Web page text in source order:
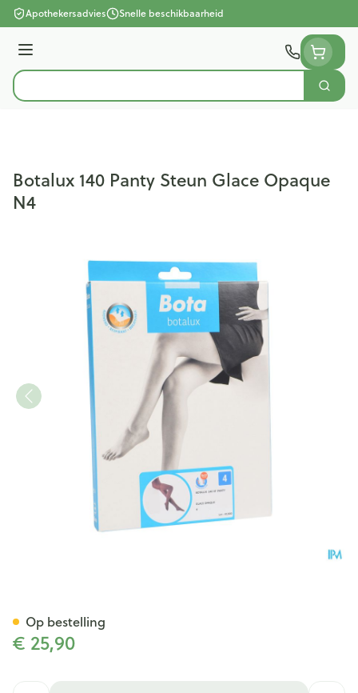
Ga naar de inhoud
Apothekersadvies Snelle beschikbaarheid
Menu
Product, merk, categorie...
Zoek
Botalux 140 Panty Steun Glace Opaque
N4
€ 25,90
Op bestelling